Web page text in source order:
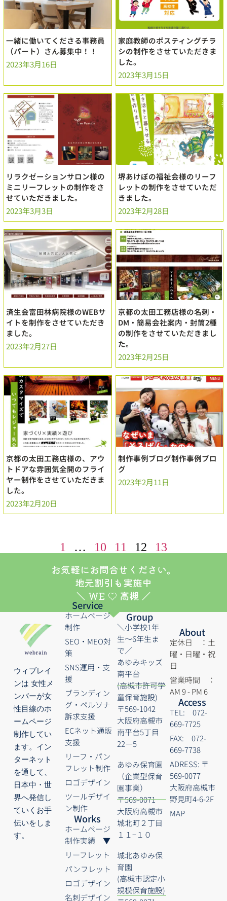
一緒に働いてくださる事務員
（パート）さん募集中！！
2023年3月16日
家庭教師のポスティングチラ
シの制作をさせていただきま
した。
2023年3月15日
リラクゼーションサロン様の
ミニリーフレットの制作をさ
せていただきました。
2023年3月3日
堺あけぼの福祉会様のリーフ
レットの制作をさせていただ
きました。
2023年2月28日
済生会富田林病院様のWEBサ
イトを制作をさせていただき
ました。
2023年2月27日
京都の太田工務店様の名刺・
DM・簡易会社案内・封筒2種
の制作をさせていただきまし
た。
2023年2月25日
京都の太田工務店様の、アウ
トドアな雰囲気全開のフライ
ヤー制作をさせていただきま
した。
2023年2月20日
制作事例ブログ制作事例ブロ
グ
2023年2月11日
1 … 10 11 12 13
お気軽にお問合せください。
地元割引も実施中
＼ WE ♡ 高槻 ／
ウィブレイ
ンは 女性メ
ンバーが女
性目線のホ
ームページ
制作してい
ます。イン
ターネット
を通して、
日本中・世
界へ発信し
ていくお手
伝いをしま
す。
Service
ホームページ
制作
SEO・MEO対
策
SNS運用・支
援
ブランディン
グ・ペルソナ
訴求支援
ECネット通販
支援
リーフ・パン
フレット制作
ロゴデザイン
ツールデザイ
ン制作
Works
ホームページ
制作実績 ▼
リーフレット
パンフレット
ロゴデザイン
名刺デザイン
Group
＼小学校1年
生～6年生ま
で／
あゆみキッズ
南平台
(高槻市許可学
童保育施設)
〒569-1042
大阪府高槻市
南平台5丁目
22－5
あゆみ保育園
（企業型保育
園事業）
〒569-0071
大阪府高槻市
城北町２丁目
１１−１０
城北あゆみ保
育園
(高槻市認定小
規模保育施設)
About
定休日 ：土
曜・日曜・祝
日
営業時間 ：
AM 9 - PM 6
Access
TEL: 072-
669-7725
FAX: 072-
669-7738
ADRESS: 〒
569-0077
大阪府高槻市
野見町4-6-2F
MAP